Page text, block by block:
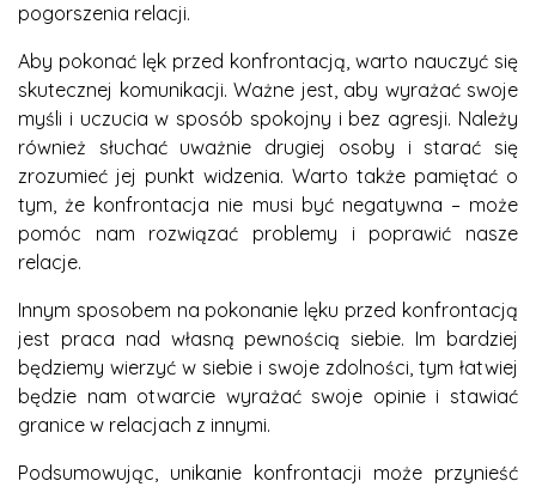
pogorszenia relacji.
Aby pokonać lęk przed konfrontacją, warto nauczyć się
skutecznej komunikacji. Ważne jest, aby wyrażać swoje
myśli i uczucia w sposób spokojny i bez agresji. Należy
również słuchać uważnie drugiej osoby i starać się
zrozumieć jej punkt widzenia. Warto także pamiętać o
tym, że konfrontacja nie musi być negatywna – może
pomóc nam rozwiązać problemy i poprawić nasze
relacje.
Innym sposobem na pokonanie lęku przed konfrontacją
jest praca nad własną pewnością siebie. Im bardziej
będziemy wierzyć w siebie i swoje zdolności, tym łatwiej
będzie nam otwarcie wyrażać swoje opinie i stawiać
granice w relacjach z innymi.
Podsumowując, unikanie konfrontacji może przynieść